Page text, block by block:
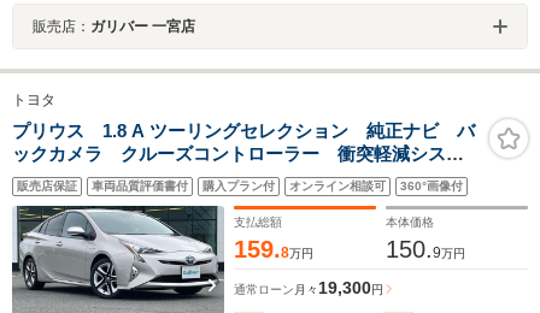
販売店： ガリバー 一宮店
トヨタ
プリウス 1.8 A ツーリングセレクション 純正ナビ バ
ックカメラ クルーズコントローラー 衝突軽減システ
ム レーンキープアシスト コーナーセンサー ブライ
ンドスポットモニター ドライブレコーダー ETC シ
ートヒーター
販売店保証 車両品質評価書付 購入プラン付 オンライン相談可 360°画像付
支払総額
159.8万円
本体価格
150.9万円
通常ローン 月々19,300円